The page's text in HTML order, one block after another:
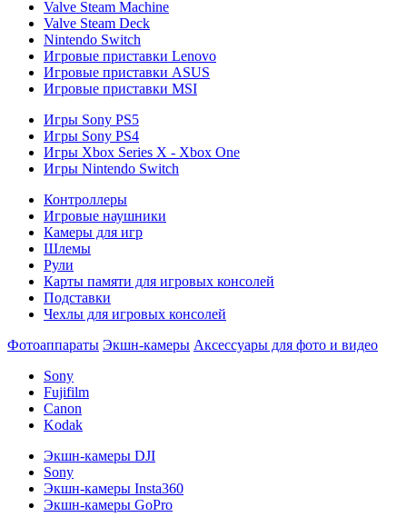
Valve Steam Machine
Valve Steam Deck
Nintendo Switch
Игровые приставки Lenovo
Игровые приставки ASUS
Игровые приставки MSI
Игры Sony PS5
Игры Sony PS4
Игры Xbox Series X - Xbox One
Игры Nintendo Switch
Контроллеры
Игровые наушники
Камеры для игр
Шлемы
Рули
Карты памяти для игровых консолей
Подставки
Чехлы для игровых консолей
Фотоаппараты Экшн-камеры Аксессуары для фото и видео
Sony
Fujifilm
Canon
Kodak
Экшн-камеры DJI
Sony
Экшн-камеры Insta360
Экшн-камеры GoPro